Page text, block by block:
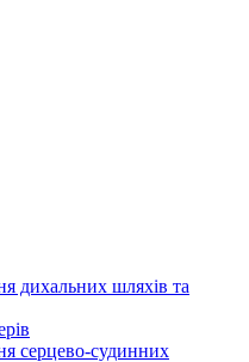
дихальних шляхів та
серцево-судинних